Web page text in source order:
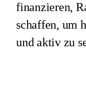
finanzieren,
schaffen, um
und aktiv zu